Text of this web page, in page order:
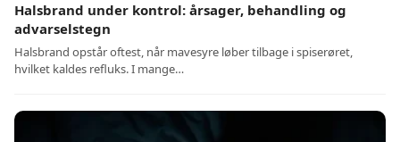
Halsbrand under kontrol: årsager, behandling og
advarselstegn
Halsbrand opstår oftest, når mavesyre løber tilbage i spiserøret,
hvilket kaldes refluks. I mange…